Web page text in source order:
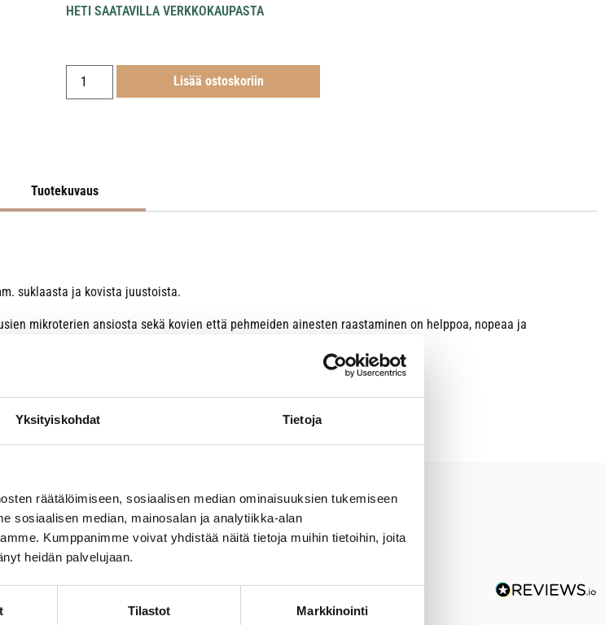
Yksityiskohdat Tietoja
räätälöimiseen, sosiaalisen median ominaisuuksien tukemiseen
sosiaalisen median, mainosalan ja analytiikka-alan
Kumppanimme voivat yhdistää näitä tietoja muihin tietoihin, joita
heidän palvelujaan.
Tilastot Markkinointi
HETI SAATAVILLA VERKKOKAUPASTA
Lisää ostoskoriin
Tuotekuvaus
suklaasta ja kovista juustoista.
mikroterien ansiosta sekä kovien että pehmeiden ainesten raastaminen on helppoa, nopeaa ja
pystyyn nostettu pellinpala.
ei ole vielä arvosteluja -